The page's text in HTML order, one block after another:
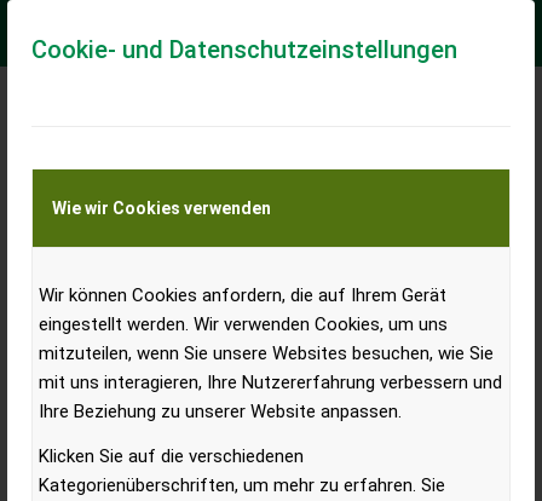
Cookie- und Datenschutzeinstellungen
Wie wir Cookies verwenden
Wir können Cookies anfordern, die auf Ihrem Gerät
eingestellt werden. Wir verwenden Cookies, um uns
mitzuteilen, wenn Sie unsere Websites besuchen, wie Sie
mit uns interagieren, Ihre Nutzererfahrung verbessern und
Ihre Beziehung zu unserer Website anpassen.
Klicken Sie auf die verschiedenen
Kategorienüberschriften, um mehr zu erfahren. Sie
Blasmusik gibt STEYR® den
Mittendrin statt nur dabei: beim Woodstock der
Blasmusik, das von 27. bis 30. Juni 2024 in Ort im
Innkreis stattfindet, sind vier STEYR® Traktoren
stark im Einsatz und leisten vor, während und nach
dem Festival verlässliche und tatkräftige